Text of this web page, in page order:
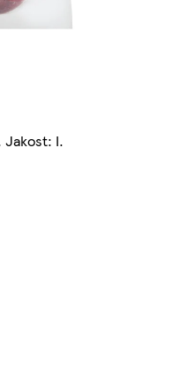
Jakost: I.